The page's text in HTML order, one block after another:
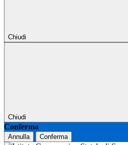
Chiudi
Chiudi
Conferma
Annulla Conferma